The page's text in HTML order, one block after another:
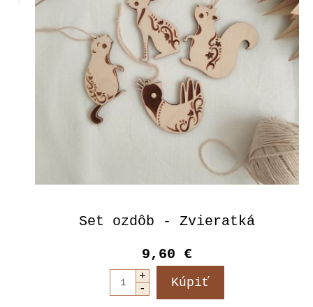
Set ozdôb - Zvieratká
9,60 €